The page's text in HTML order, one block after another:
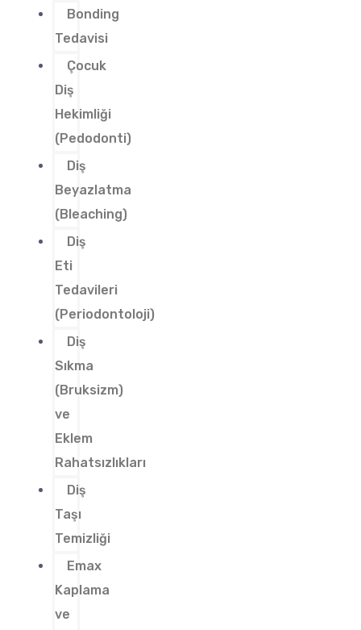
Bonding
Tedavisi
Çocuk
Diş
Hekimliği
(Pedodonti)
Diş
Beyazlatma
(Bleaching)
Diş
Eti
Tedavileri
(Periodontoloji)
Diş
Sıkma
(Bruksizm)
ve
Eklem
Rahatsızlıkları
Diş
Taşı
Temizliği
Emax
Kaplama
ve